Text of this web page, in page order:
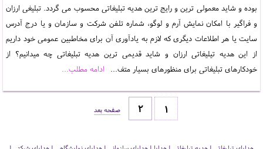
بوده و شاید معمولی ترین و رایج ترین هدیه تبلیغاتی محسوب می گردد. تبلیغی ارزان
و فراگیر با امکان نمایش آرم و لوگو، شماره تلفن شرکت و سازمان و یا درج آدرس
سایت یا هر اطلاعات دیگری که لازم به یادآوری آن برای مخاطبین عمومی خود داریم
از این هدیه تیلیغاتی ارزان و شاید قدیمی ترین هدیه تبلیغاتی چه میدانیم؟ از
خودکارهای تبلیغاتی برای منظورهای بسیار متف... ادامه مطلب...
1 صفحه بعد